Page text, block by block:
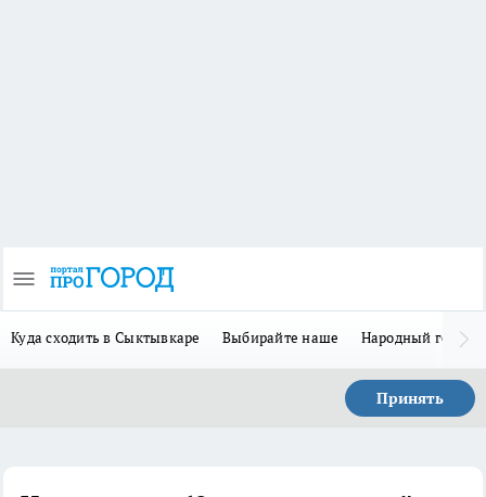
Куда сходить в Сыктывкаре Выбирайте наше Народный герой
Принять